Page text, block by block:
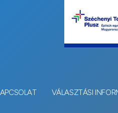
VÁLASZTÁSI